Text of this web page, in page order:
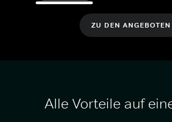
ZU DEN ANGEBOTEN
Alle Vorteile auf